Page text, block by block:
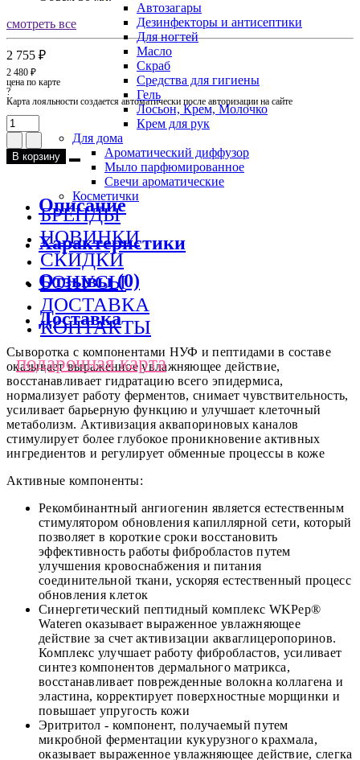
Автозагары
Дезинфекторы и антисептики
Для ногтей
Масло
Скраб
Средства для гигиены
Гель
Лосьон, Крем, Молочко
Крем для рук
Для дома
Ароматический диффузор
Мыло парфюмированное
Свечи ароматические
Косметички
БРЕНДЫ
НОВИНКИ
СКИДКИ
БОНУСЫ
ДОСТАВКА
КОНТАКТЫ
подарочная карта
смотреть все
2 755 ₽
2 480 ₽
цена по карте
?
Карта лояльности создается автоматически после авторизации на сайте
В корзину
Описание
Характеристики
Отзывы (0)
Доставка
Сыворотка с компонентами НУФ и пептидами в составе
оказывает выраженное увлажняющее действие,
восстанавливает гидратацию всего эпидермиса,
нормализует работу ферментов, снимает чувствительность,
усиливает барьерную функцию и улучшает клеточный
метаболизм. Активизация аквапориновых каналов
стимулирует более глубокое проникновение активных
ингредиентов и регулирует обменные процессы в коже
Активные компоненты:
Рекомбинантный ангиогенин является естественным
стимулятором обновления капиллярной сети, который
позволяет в короткие сроки восстановить
эффективность работы фибробластов путем
улучшения кровоснабжения и питания
соединительной ткани, ускоряя естественный процесс
обновления клеток
Синергетический пептидный комплекс WKPep®
Wateren оказывает выраженное увлажняющее
действие за счет активизации акваглицеропоринов.
Комплекс улучшает работу фибробластов, усиливает
синтез компонентов дермального матрикса,
восстанавливает поврежденные волокна коллагена и
эластина, корректирует поверхностные морщинки и
повышает упругость кожи
Эритритол - компонент, получаемый путем
микробной ферментации кукурузного крахмала,
оказывает выраженное увлажняющее действие, слегка